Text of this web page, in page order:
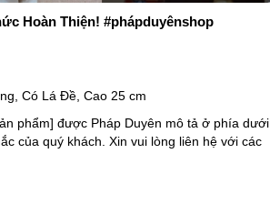
Hoàn Thiện! #phápduyênshop
Có Lá Đề, Cao 25 cm
phẩm] được Pháp Duyên mô tả ở phía dưới.
của quý khách. Xin vui lòng liên hệ với các